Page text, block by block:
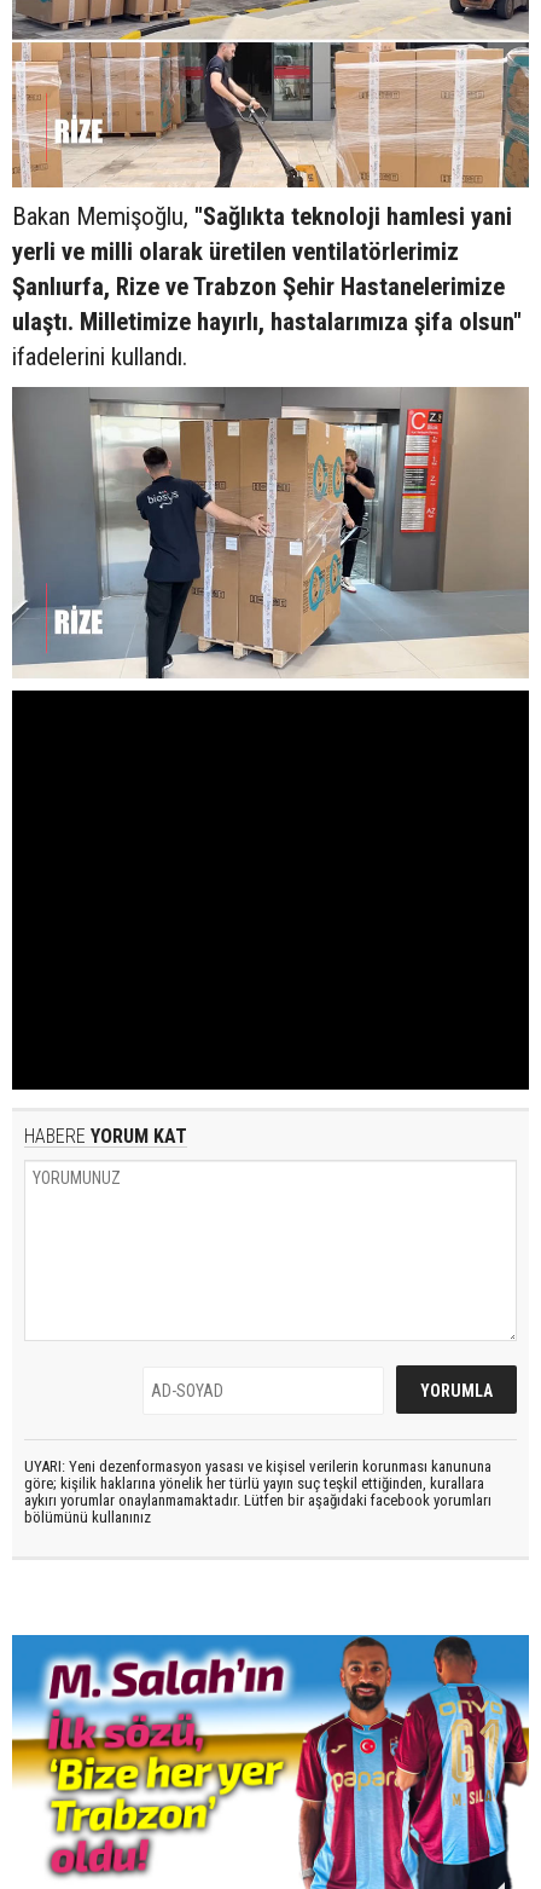
Bakan Memişoğlu, "Sağlıkta teknoloji hamlesi yani
yerli ve milli olarak üretilen ventilatörlerimiz
Şanlıurfa, Rize ve Trabzon Şehir Hastanelerimize
ulaştı. Milletimize hayırlı, hastalarımıza şifa olsun"
ifadelerini kullandı.
HABERE YORUM KAT
UYARI: Yeni dezenformasyon yasası ve kişisel verilerin korunması kanununa
göre; kişilik haklarına yönelik her türlü yayın suç teşkil ettiğinden, kurallara
aykırı yorumlar onaylanmamaktadır. Lütfen bir aşağıdaki facebook yorumları
bölümünü kullanınız